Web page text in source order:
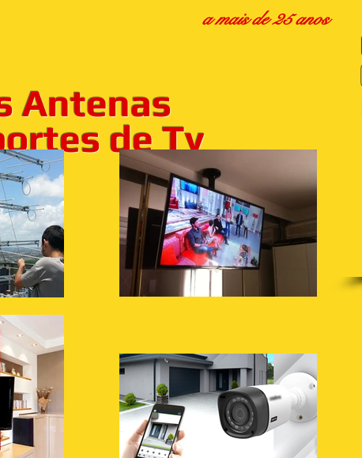
Antenas
de Tv
a mais de 25 anos